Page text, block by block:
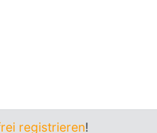
registrieren!